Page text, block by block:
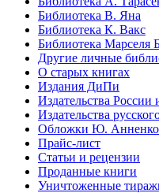
Библиотека В. Яна
Библиотека К. Вакс
Библиотека Марселя
Другие личные
О старых книгах
Издания ДиПи
Издательства
Издательства
Обложки Ю.
Прайс-лист
Статьи и рецензии
Проданные книги
Уничтоженные